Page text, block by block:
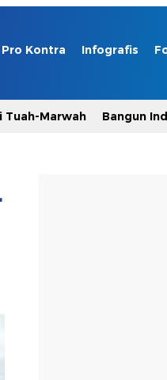
Pro Kontra Infografis
Tuah-Marwah Bangun